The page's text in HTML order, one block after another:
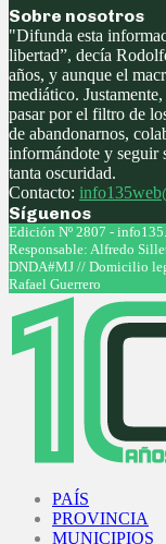
Sobre nosotros
"Difunda esta
libertad”, decía
años, y aunque el
mediático.
pasar por el filtro de
de abandonarnos,
informándote y seguir
tanta oscuridad.
Contacto:
Síguenos
Facebook
Twitter
Instagram
Youtube
Edición Nº 2807 -
Responsable: Alfredo
DNDA#MJ // Domicilio
Rafael Guerrero
PAÍS
PROVINCIA
MUNICIPIOS